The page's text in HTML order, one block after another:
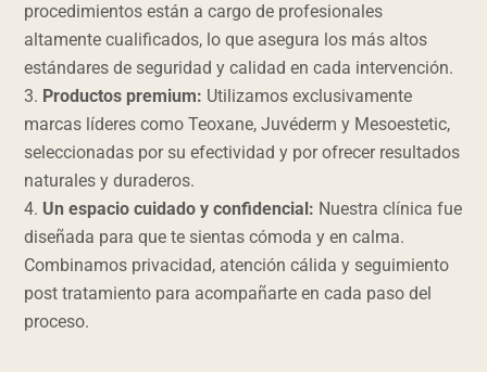
procedimientos están a cargo de profesionales
altamente cualificados, lo que asegura los más altos
estándares de seguridad y calidad en cada intervención.
Productos premium: Utilizamos exclusivamente
marcas líderes como Teoxane, Juvéderm y Mesoestetic,
seleccionadas por su efectividad y por ofrecer resultados
naturales y duraderos.
Un espacio cuidado y confidencial: Nuestra clínica fue
diseñada para que te sientas cómoda y en calma.
Combinamos privacidad, atención cálida y seguimiento
post tratamiento para acompañarte en cada paso del
proceso.